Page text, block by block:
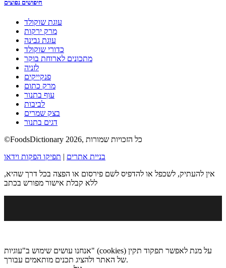
חיפושים נפוצים
עוגת שוקולד
מרק ירקות
עוגת גבינה
כדורי שוקולד
מתכונים לארוחת בוקר
לזניה
פנקייקים
מרק כתום
עוף בתנור
לביבות
בצק שמרים
דגים בתנור
©FoodsDictionary 2026, כל הזכויות שמורות
בניית אתרים | תפיקו הפקות וידאו
אין להעתיק, לשכפל או להדפיס לשם פירסום או הפצה בכל דרך שהיא,
ללא קבלת אישור מפורש בכתב
אנחנו עושים שימוש ב"עוגיות" (cookies) על מנת לאפשר תפקוד תקין
של האתר ולהציג תכנים מותאמים עבורך.